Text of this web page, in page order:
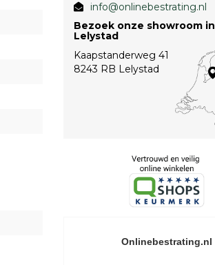
info@onlinebestrating.nl
Bezoek onze showroom in
Lelystad
Kaapstanderweg 41
8243 RB Lelystad
Onlinebestrating.nl